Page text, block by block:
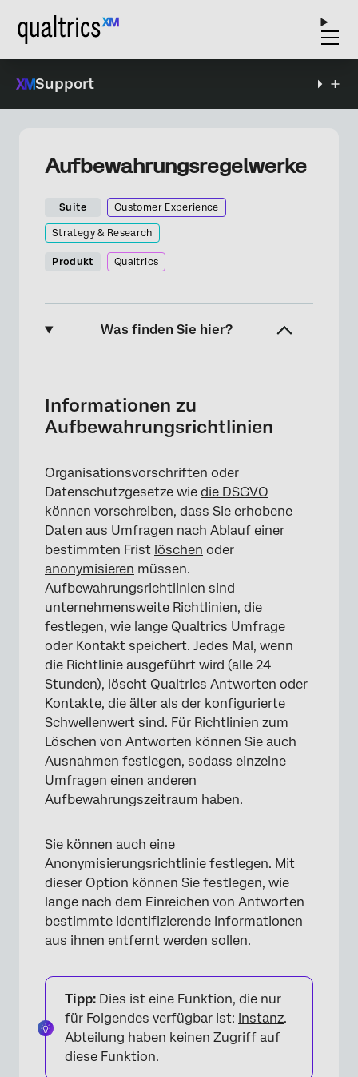
Support
Aufbewahrungsregelwerke
Suite Customer Experience
Strategy & Research
Produkt Qualtrics
Was finden Sie hier?
Standardrichtlinie zum Löschen von
Antworten einrichten
einrichten
Standardrichtlinie zum Löschen von Kontakt
einrichten
Einplanen von Aufbewahrungsregelwerken
Ausnahme anlegen
Ausnahmen verwalten
Ereignis
Richtlinien zur Pseudonymisierung in EX
Informationen zu
Aufbewahrungsrichtlinien
Organisationsvorschriften oder
Datenschutzgesetze wie die DSGVO
können vorschreiben, dass Sie erhobene
Daten aus Umfragen nach Ablauf einer
bestimmten Frist löschen oder
anonymisieren müssen.
Aufbewahrungsrichtlinien sind
unternehmensweite Richtlinien, die
festlegen, wie lange Qualtrics Umfrage
oder Kontakt speichert. Jedes Mal, wenn
die Richtlinie ausgeführt wird (alle 24
Stunden), löscht Qualtrics Antworten oder
Kontakte, die älter als der konfigurierte
Schwellenwert sind. Für Richtlinien zum
Löschen von Antworten können Sie auch
Ausnahmen festlegen, sodass einzelne
Umfragen einen anderen
Aufbewahrungszeitraum haben.
Sie können auch eine
Anonymisierungsrichtlinie festlegen. Mit
dieser Option können Sie festlegen, wie
lange nach dem Einreichen von Antworten
bestimmte identifizierende Informationen
aus ihnen entfernt werden sollen.
Tipp: Dies ist eine Funktion, die nur
für Folgendes verfügbar ist: Instanz.
Abteilung haben keinen Zugriff auf
diese Funktion.